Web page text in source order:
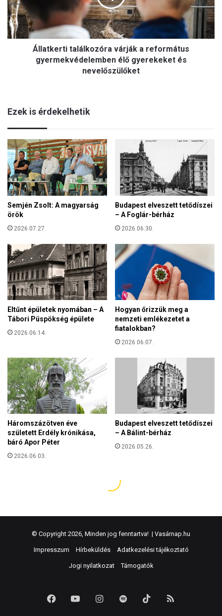
© Copyright 2026, Minden jog fenntartva! | Vasárnap.hu
Impresszum Hírbeküldés Adatkezelési tájékoztató
Jogi nyilatkozat Támogatók
FacebookYouTubeInstagram
Spotify TikTok